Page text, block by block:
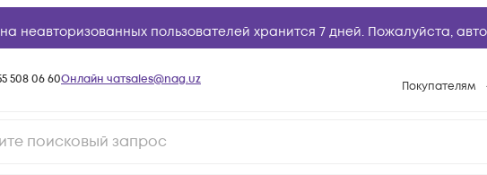
неавторизованных пользователей хранится 7 дней. Пожалуйста,
508 06 60Онлайн чатsales@nag.uz Покупателям